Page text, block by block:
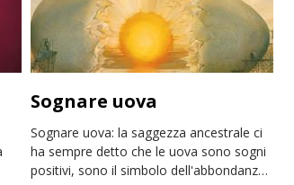
Sognare uova
Sognare uova: la saggezza ancestrale ci
ha sempre detto che le uova sono sogni
positivi, sono il simbolo dell'abbondanza